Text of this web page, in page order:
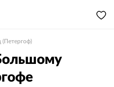
(Петергоф)